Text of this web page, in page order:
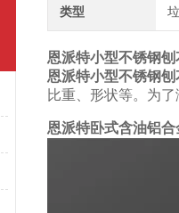
类型
恩派特小型不锈钢
恩派特小型不锈钢
比重、形状等。为
恩派特卧式含油铝